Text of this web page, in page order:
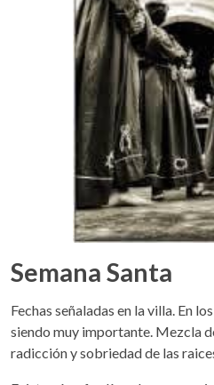
Semana Santa
Fechas señaladas en la villa. En
siendo muy importante. Mezcla
radicción y sobriedad de las